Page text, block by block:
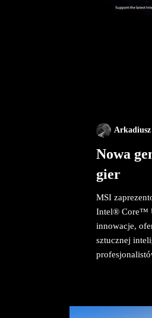
Nowa
gier
MSI
Intel® Core™
innowacje,
sztucznej